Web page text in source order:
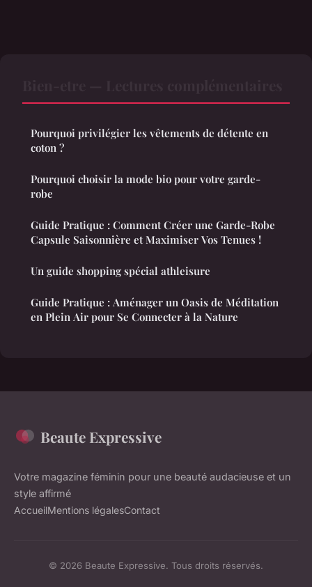
Pourquoi privilégier les vêtements de détente en
coton ?
Pourquoi choisir la mode bio pour votre garde-
robe
Guide Pratique : Comment Créer une Garde-Robe
Capsule Saisonnière et Maximiser Vos Tenues !
Un guide shopping spécial athleisure
Guide Pratique : Aménager un Oasis de Méditation
en Plein Air pour Se Connecter à la Nature
Beaute Expressive
Votre magazine féminin pour une beauté audacieuse et un
style affirmé
AccueilMentions légalesContact
© 2026 Beaute Expressive. Tous droits réservés.